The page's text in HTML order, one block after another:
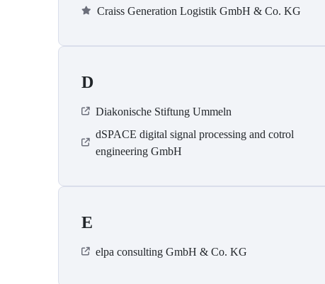
Craiss Generation Logistik GmbH & Co. KG
D
Diakonische Stiftung Ummeln
dSPACE digital signal processing and cotrol
engineering GmbH
E
elpa consulting GmbH & Co. KG